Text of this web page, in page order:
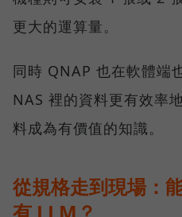
更大的運算量。
同時 QNAP 也在軟體端
NAS 裡的資料更有效率
料成為有價值的知識。
從規格走到現場：
有 LLM？